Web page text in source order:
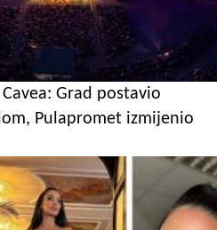
Grad postavio
Pulapromet izmijenio